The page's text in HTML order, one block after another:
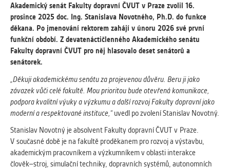
vylepšovat naše aplikace. Zpravidla jde o
cookies systémů třetích stran, které k
těmto účelům využíváme.
MARKETINGOVÉ
Využívané za účelem zobrazení
správných nabídek a cílení obsahu podle
Vašich preferencí. Zpravidla jde o
cookies systémů třetích stran, které nám
s analýzou uživatelského chování
pomáhají.
OSTATNÍ
Akademický senát Fakulty dopravní ČVUT v Praze zvolil 16.
prosince 2025 doc. Ing. Stanislava Novotného, Ph.D. do funkce
děkana. Po jmenování rektorem zahájí v únoru 2026 své první
funkční období. Z devatenáctičlenného Akademického senátu
Fakulty dopravní ČVUT pro něj hlasovalo deset senátorů a
senátorek.
„Děkuji akademickému senátu za projevenou důvěru. Beru ji jako
závazek vůči celé fakultě. Mou prioritou bude otevřená komunikace,
podpora kvalitní výuky a výzkumu a další rozvoj Fakulty dopravní jako
moderní a respektované instituce,“uvedl po zvolení Stanislav Novotný.
Stanislav Novotný je absolvent Fakulty dopravní ČVUT v Praze.
V současné době je na fakultě proděkanem pro rozvoj a výstavbu,
akademickým pracovníkem a výzkumníkem v oblasti interakce
člověk–stroj, simulační techniky, dopravních systémů, autonomních